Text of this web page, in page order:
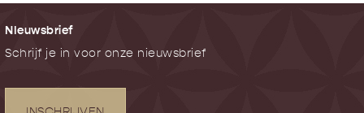
NIeuwsbrief
Schrijf je in voor onze nieuwsbrief